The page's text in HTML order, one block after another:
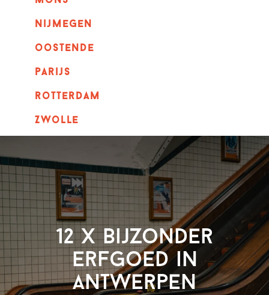
nijmegen
oostende
parijs
rotterdam
Zwolle
12 x Bijzonder
erfgoed in
Antwerpen